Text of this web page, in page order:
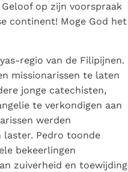
op zijn voorspraak
continent! Moge God het
regio van de Filipijnen.
missionarissen te laten
jonge catechisten,
te verkondigen aan
werden
Pedro toonde
bekeerlingen
zuiverheid en toewijding